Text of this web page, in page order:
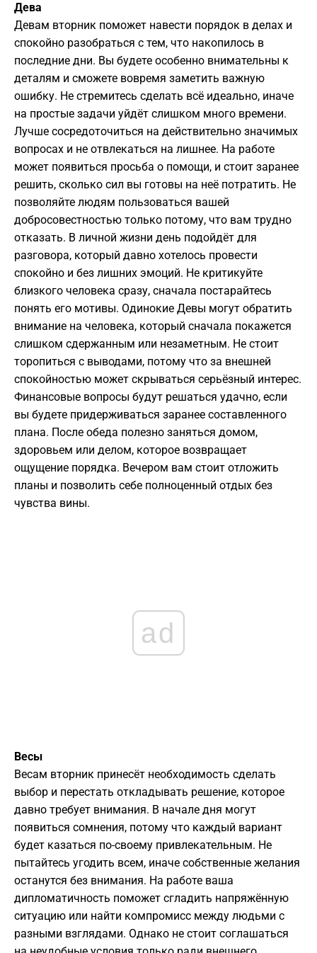
Дева
Девам вторник поможет навести порядок в делах и
спокойно разобраться с тем, что накопилось в
последние дни. Вы будете особенно внимательны к
деталям и сможете вовремя заметить важную
ошибку. Не стремитесь сделать всё идеально, иначе
на простые задачи уйдёт слишком много времени.
Лучше сосредоточиться на действительно значимых
вопросах и не отвлекаться на лишнее. На работе
может появиться просьба о помощи, и стоит заранее
решить, сколько сил вы готовы на неё потратить. Не
позволяйте людям пользоваться вашей
добросовестностью только потому, что вам трудно
отказать. В личной жизни день подойдёт для
разговора, который давно хотелось провести
спокойно и без лишних эмоций. Не критикуйте
близкого человека сразу, сначала постарайтесь
понять его мотивы. Одинокие Девы могут обратить
внимание на человека, который сначала покажется
слишком сдержанным или незаметным. Не стоит
торопиться с выводами, потому что за внешней
спокойностью может скрываться серьёзный интерес.
Финансовые вопросы будут решаться удачно, если
вы будете придерживаться заранее составленного
плана. После обеда полезно заняться домом,
здоровьем или делом, которое возвращает
ощущение порядка. Вечером вам стоит отложить
планы и позволить себе полноценный отдых без
чувства вины.
ad
Весы
Весам вторник принесёт необходимость сделать
выбор и перестать откладывать решение, которое
давно требует внимания. В начале дня могут
появиться сомнения, потому что каждый вариант
будет казаться по-своему привлекательным. Не
пытайтесь угодить всем, иначе собственные желания
останутся без внимания. На работе ваша
дипломатичность поможет сгладить напряжённую
ситуацию или найти компромисс между людьми с
разными взглядами. Однако не стоит соглашаться